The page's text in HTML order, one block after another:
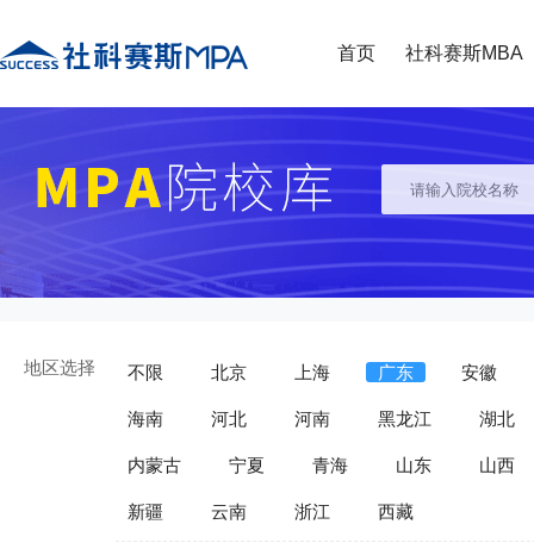
首页 社科赛斯MBA
地区选择 不限 北京 上海 广东 安徽
海南 河北 河南 黑龙江 湖北
内蒙古 宁夏 青海 山东 山西
新疆 云南 浙江 西藏